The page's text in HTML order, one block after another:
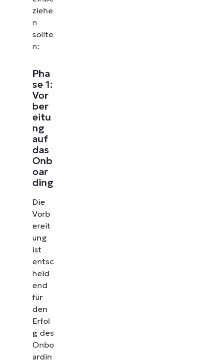
ziehe
n
sollte
n:
Pha
se 1:
Vor
ber
eitu
ng
auf
das
Onb
oar
ding
Die
Vorb
ereit
ung
ist
entsc
heid
end
für
den
Erfol
g des
Onbo
ardin